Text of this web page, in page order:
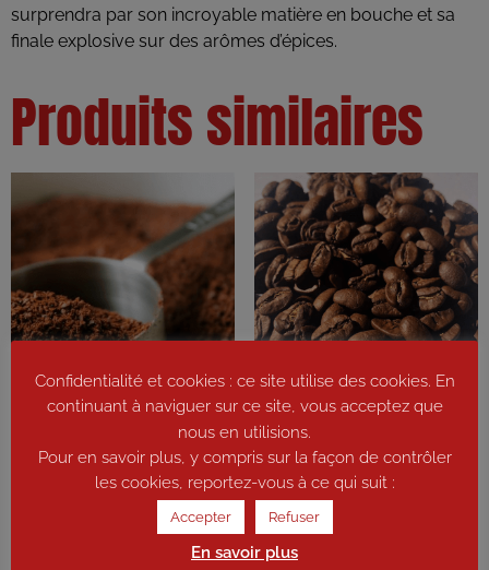
surprendra par son incroyable matière en bouche et sa
finale explosive sur des arômes d’épices.
Produits similaires
Moulu – Pérou BIO (force 2/4) – Grains – Brésil Bahia (force 1/4)
– 1 kg
19,00 €
Ajouter au panier
Confidentialité et cookies : ce site utilise des cookies. En
continuant à naviguer sur ce site, vous acceptez que
nous en utilisions.
Pour en savoir plus, y compris sur la façon de contrôler
les cookies, reportez-vous à ce qui suit :
Accepter Refuser
En savoir plus